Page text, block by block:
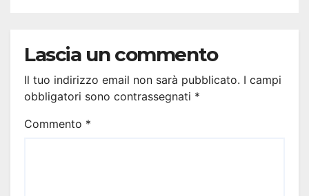
Lascia un commento
Il tuo indirizzo email non sarà pubblicato. I campi
obbligatori sono contrassegnati *
Commento *